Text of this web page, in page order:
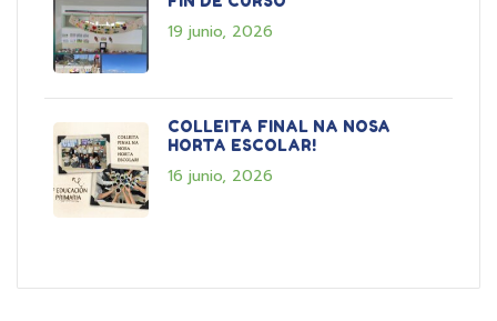
19 junio, 2026
COLLEITA FINAL NA NOSA
HORTA ESCOLAR!
16 junio, 2026